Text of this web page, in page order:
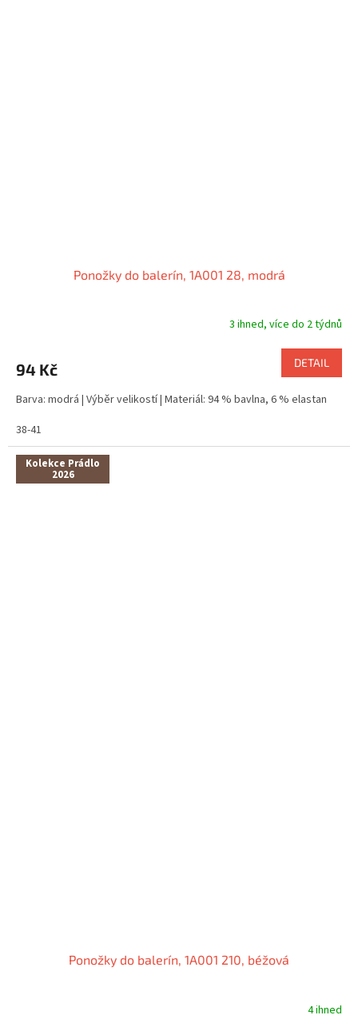
Ponožky do balerín, 1A001 28, modrá
3 ihned, více do 2 týdnů
94 Kč DETAIL
Barva: modrá | Výběr velikostí | Materiál: 94 % bavlna, 6 % elastan
38-41
Kolekce Prádlo
2026
Ponožky do balerín, 1A001 210, béžová
4 ihned